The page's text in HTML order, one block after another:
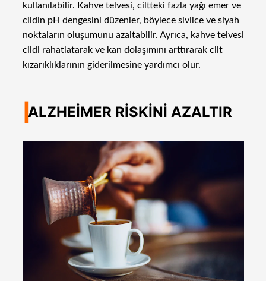
kullanılabilir. Kahve telvesi, ciltteki fazla yağı emer ve
cildin pH dengesini düzenler, böylece sivilce ve siyah
noktaların oluşumunu azaltabilir. Ayrıca, kahve telvesi
cildi rahatlatarak ve kan dolaşımını arttırarak cilt
kızarıklıklarının giderilmesine yardımcı olur.
IALZHEİMER RİSKİNİ AZALTIR